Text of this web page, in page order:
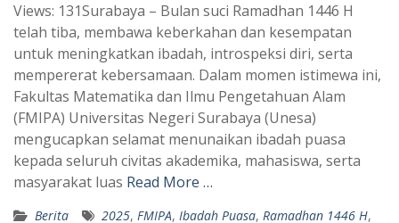
a
t
A
p
p
e
r
a
m
Views: 131Surabaya – Bulan suci Ramadhan 1446 H
telah tiba, membawa keberkahan dan kesempatan
untuk meningkatkan ibadah, introspeksi diri, serta
mempererat kebersamaan. Dalam momen istimewa ini,
Fakultas Matematika dan Ilmu Pengetahuan Alam
(FMIPA) Universitas Negeri Surabaya (Unesa)
mengucapkan selamat menunaikan ibadah puasa
kepada seluruh civitas akademika, mahasiswa, serta
masyarakat luas Read More …
Berita 2025, FMIPA, Ibadah Puasa, Ramadhan 1446 H,